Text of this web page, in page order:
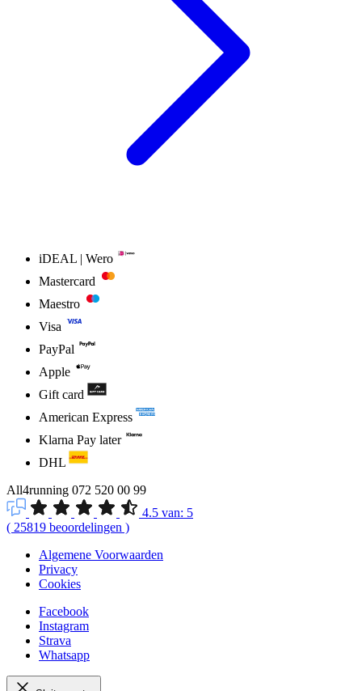
iDEAL | Wero
Mastercard
Maestro
Visa
PayPal
Apple
Gift card
American Express
Klarna Pay later
DHL
All4running 072 520 00 99
4.5 van: 5
( 25819 beoordelingen )
Algemene Voorwaarden
Privacy
Cookies
Facebook
Instagram
Strava
Whatsapp